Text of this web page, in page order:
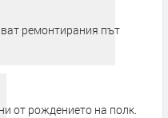
ремонтирания път
от рождението на полк.